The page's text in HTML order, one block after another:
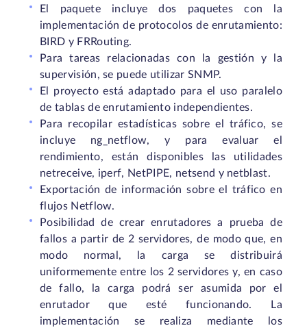
El paquete incluye dos paquetes con la
implementación de protocolos de enrutamiento:
BIRD y FRRouting.
Para tareas relacionadas con la gestión y la
supervisión, se puede utilizar SNMP.
El proyecto está adaptado para el uso paralelo
de tablas de enrutamiento independientes.
Para recopilar estadísticas sobre el tráfico, se
incluye ng_netflow, y para evaluar el
rendimiento, están disponibles las utilidades
netreceive, iperf, NetPIPE, netsend y netblast.
Exportación de información sobre el tráfico en
flujos Netflow.
Posibilidad de crear enrutadores a prueba de
fallos a partir de 2 servidores, de modo que, en
modo normal, la carga se distribuirá
uniformemente entre los 2 servidores y, en caso
de fallo, la carga podrá ser asumida por el
enrutador que esté funcionando. La
implementación se realiza mediante los